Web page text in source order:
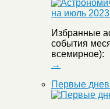
Избранные
события
→
Первые